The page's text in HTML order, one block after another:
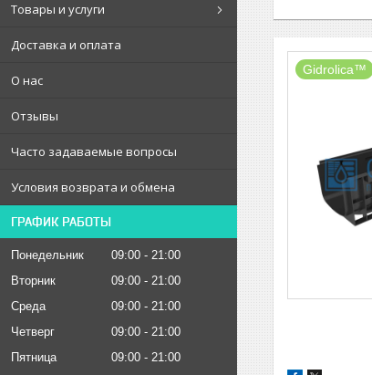
Товары и услуги
Доставка и оплата
О нас
Отзывы
Часто задаваемые вопросы
Условия возврата и обмена
ГРАФИК РАБОТЫ
Понедельник 09:00
21:00
Вторник
09:00
21:00
Среда
09:00
21:00
Четверг
09:00
21:00
Пятница
09:00
21:00
Gidrolica™